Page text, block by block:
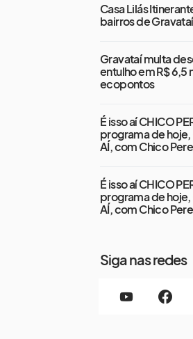
Casa Lilás
bairros de
Gravataí multa
entulho em R$ 6,5
ecopontos
É isso aí CHICO
programa de hoje,
AÍ, com Chico
É isso aí CHICO
programa de hoje,
AÍ, com Chico
Siga nas redes